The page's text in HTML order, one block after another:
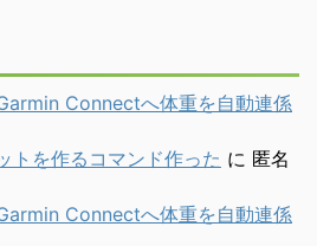
Connectへ体重を自動連係
トを作るコマンド作った に 匿名
Connectへ体重を自動連係